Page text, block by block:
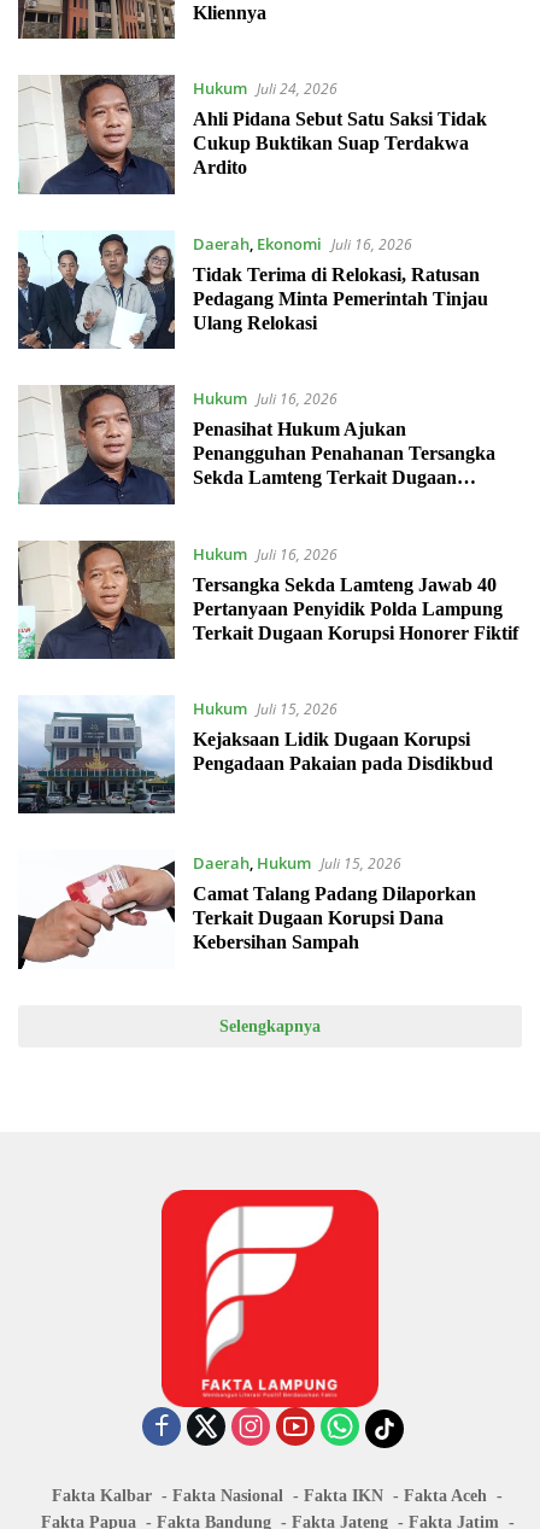
Kliennya
Hukum Juli 24, 2026
Ahli Pidana Sebut Satu Saksi Tidak
Cukup Buktikan Suap Terdakwa
Ardito
Daerah, Ekonomi Juli 16, 2026
Tidak Terima di Relokasi, Ratusan
Pedagang Minta Pemerintah Tinjau
Ulang Relokasi
Hukum Juli 16, 2026
Penasihat Hukum Ajukan
Penangguhan Penahanan Tersangka
Sekda Lamteng Terkait Dugaan
Hukum Juli 16, 2026
Tersangka Sekda Lamteng Jawab 40
Pertanyaan Penyidik Polda Lampung
Terkait Dugaan Korupsi Honorer Fiktif
Hukum Juli 15, 2026
Kejaksaan Lidik Dugaan Korupsi
Pengadaan Pakaian pada Disdikbud
Daerah, Hukum Juli 15, 2026
Camat Talang Padang Dilaporkan
Terkait Dugaan Korupsi Dana
Kebersihan Sampah
Selengkapnya
Fakta Kalbar Fakta Nasional Fakta IKN
Fakta Aceh
Fakta Papua
Fakta Bandung Fakta Jateng Fakta Jatim